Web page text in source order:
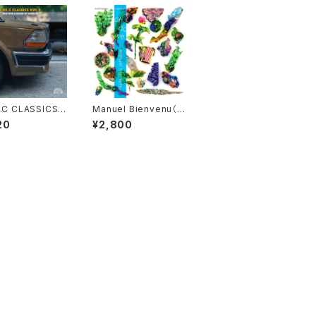
CLASSICS V
selected&mix
Manuel Bienvenu（マ
ニュエル・ビアンヴニュ）
oh do we【カセットテ
¥2,800